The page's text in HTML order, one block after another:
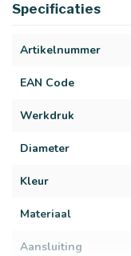
Specificaties
Artikelnummer
EAN Code
Werkdruk
Diameter
Kleur
Materiaal
Aansluiting